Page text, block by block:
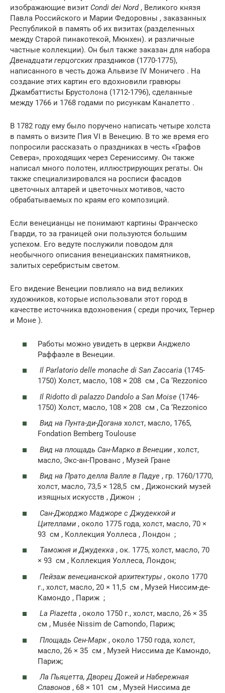
изображающие визит Condi dei Nord, Великого князя
Павла Российского и Марии Федоровны , заказанных
Республикой в ​​память об их визитах (разделенных
между Старой пинакотекой, Мюнхен). и различные
частные коллекции). Он был также заказан для набора
Двенадцати герцогских праздников (1770-1775),
написанного в честь дожа Альвизе IV Моничего . На
создание этих картин его вдохновили гравюры
Джамбаттисты Брустолона (1712-1796), сделанные
между 1766 и 1768 годами по рисункам Каналетто .
В 1782 году ему было поручено написать четыре холста
в память о визите Пия VI в Венецию. В то же время его
попросили рассказать о праздниках в честь «Графов
Севера», проходящих через Серениссиму. Он также
написал много полотен, иллюстрирующих регаты. Он
также специализировался на росписи фасадов
цветочных алтарей и цветочных мотивов, часто
обрабатываемых по краям его композиций.
Если венецианцы не понимают картины Франческо
Гварди, то за границей они пользуются большим
успехом. Его ведуте послужили поводом для
необычного описания венецианских памятников,
залитых серебристым светом.
Его видение Венеции повлияло на вид великих
художников, которые использовали этот город в
качестве источника вдохновения ( среди прочих, Тернер
и Моне ).
Работы можно увидеть в церкви Анджело
Раффаэле в Венеции.
Il Parlatorio delle monache di San Zaccaria (1745-
1750) Холст, масло, 108 × 208 см , Ca ‘Rezzonico
Il Ridotto di palazzo Dandolo a San Moise (1746-
1750) Холст, масло, 108 × 208 см , Ca ‘Rezzonico
Вид на Пунта-ди-Догана холст, масло, 1765,
Fondation Bemberg Toulouse
Вид на площадь Сан-Марко в Венеции , холст,
масло, Экс-ан-Прованс , Музей Гране
Вид на Прато делла Валле в Падуе , гр. 1760/1770,
холст, масло, 73,5 × 128,5 см , Дижонский музей
изящных искусств , Дижон ;
Сан-Джорджо Маджоре с Джудеккой и
Цителлами , около 1775 года, холст, масло, 70 ×
93 см , Коллекция Уоллеса , Лондон ;
Таможня и Джудекка , ок. 1775, холст, масло, 70
× 93 см , Коллекция Уоллеса, Лондон;
Пейзаж венецианской архитектуры , около 1770
г., холст, масло, 20 × 11,5 см , Музей Ниссим-де-
Камондо , Париж ;
La Piazetta , около 1750 г., холст, масло, 26 × 35
см , Musée Nissim de Camondo, Париж;
Площадь Сен-Марк , около 1750 года, холст,
масло, 26 × 35 см , Музей Ниссима де Камондо,
Париж;
Ла Пьяцетта, Дворец Дожей и Набережная
Славонов , 68 × 101 см , Музей Ниссима де